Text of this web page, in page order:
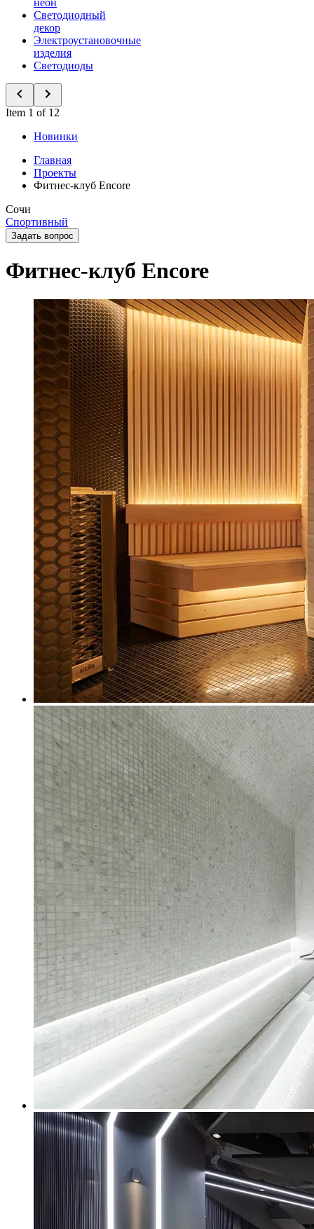
неон
Светодиодный
декор
Электроустановочные
изделия
Светодиоды
Item 1 of 12
Новинки
Главная
Проекты
Фитнес-клуб Encore
Сочи
Спортивный
Задать вопрос
Фитнес-клуб Encore